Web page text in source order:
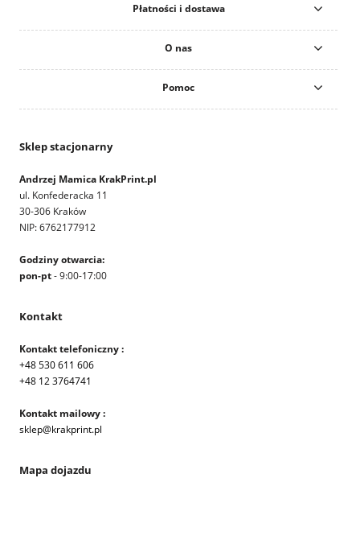
Płatności i dostawa
O nas
Pomoc
Sklep stacjonarny
Andrzej Mamica KrakPrint.pl
ul. Konfederacka 11
30-306 Kraków
NIP: 6762177912
Godziny otwarcia:
pon-pt- 9:00-17:00
Kontakt
Kontakt telefoniczny :
+48 530 611 606
+48 12 3764741
Kontakt mailowy :
sklep@krakprint.pl
Mapa dojazdu